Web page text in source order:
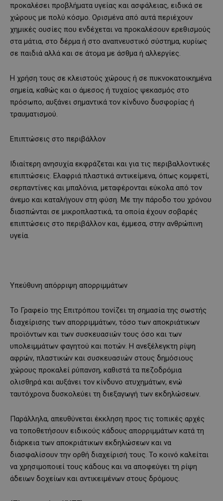
προκαλέσει προβλήματα υγείας και ασφάλειας, ειδικά σε
χώρους με πολύ κόσμο. Ορισμένα από αυτά περιέχουν
χημικές ουσίες που ενδέχεται να προκαλέσουν ερεθισμούς
στα μάτια, στο δέρμα ή στο αναπνευστικό σύστημα, κυρίως
σε παιδιά αλλά και σε άτομα με άσθμα ή αλλεργίες.
Η χρήση τους σε κλειστούς χώρους ή σε πυκνοκατοικημένα
σημεία, καθώς και ο άμεσος ή τυχαίος ψεκασμός στο
πρόσωπο, αυξάνει σημαντικά τον κίνδυνο δυσφορίας ή
τραυματισμού.
Επιπτώσεις στο περιβάλλον
Ιδιαίτερη ανησυχία εκφράζεται και για τις περιβαλλοντικές
επιπτώσεις. Ελαφριά πλαστικά αντικείμενα, όπως κομφετί,
σερπαντίνες και μπαλόνια, μεταφέρονται εύκολα από τον
άνεμο και καταλήγουν στη φύση. Με την πάροδο του χρόνου
διασπώνται σε μικροπλαστικά, τα οποία έχουν σοβαρές
επιπτώσεις στο περιβάλλον και, έμμεσα, στην ανθρώπινη
υγεία.
Υπεύθυνη απόρριψη απορριμμάτων
Το Γραφείο της Επιτρόπου τονίζει τη σημασία της σωστής
διαχείρισης των απορριμμάτων, τόσο των αποκριάτικων
προϊόντων και των συσκευασιών τους όσο και των
υπολειμμάτων φαγητού και ποτών. Η ανεξέλεγκτη ρίψη
αφρών, πλαστικών και συσκευασιών στους δημόσιους
χώρους προκαλεί ρύπανση, καθιστά τα πεζοδρόμια
ολισθηρά και αυξάνει τον κίνδυνο ατυχημάτων, ενώ
ταυτόχρονα δυσκολεύει τη διεξαγωγή των εκδηλώσεων.
Παράλληλα, απευθύνεται έκκληση προς τις τοπικές αρχές
να τοποθετήσουν ειδικούς κάδους απορριμμάτων κατά τη
διάρκεια των αποκριάτικων εκδηλώσεων και να
διασφαλίσουν την ορθή διαχείρισή τους. Το κοινό καλείται
να χρησιμοποιεί τους κάδους και να αποφεύγει τη ρίψη
άδειων δοχείων και αντικειμένων στους δρόμους.